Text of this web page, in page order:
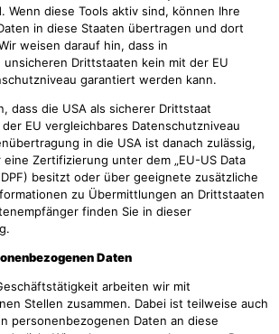
Wenn diese Tools aktiv sind, können Ihre
in diese Staaten übertragen und dort
weisen darauf hin, dass in
Drittstaaten kein mit der EU
garantiert werden kann.
dass die USA als sicherer Drittstaat
EU vergleichbares Datenschutzniveau
in die USA ist danach zulässig,
Zertifizierung unter dem „EU-US Data
besitzt oder über geeignete zusätzliche
zu Übermittlungen an Drittstaaten
finden Sie in dieser
Daten
arbeiten wir mit
Stellen zusammen. Dabei ist teilweise auch
personenbezogenen Daten an diese